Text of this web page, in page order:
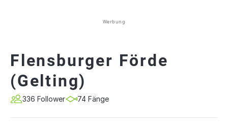
Werbung
Flensburger Förde
(Gelting)
336 Follower 74 Fänge